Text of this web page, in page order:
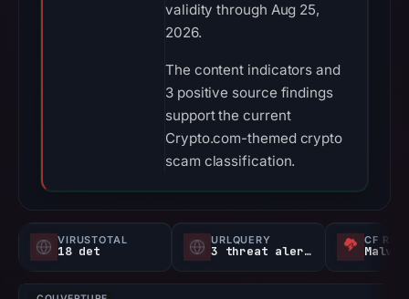
validity through Aug 25,
2026.
The content indicators and
3 positive source findings
support the current
Crypto.com-themed crypto
scam classification.
VIRUSTOTAL
18 det
URLQUERY
3 threat alerts
CF